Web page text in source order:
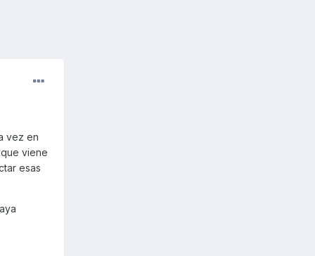
vez en
viene
esas